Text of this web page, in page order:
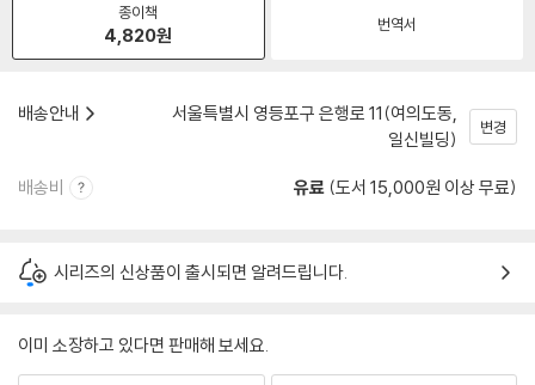
종이책
4,820원 번역서
배송안내
서울특별시 영등포구 은행로 11(여의도동,
일신빌딩)
변경
배송비 유료 (도서 15,000원 이상 무료)
시리즈의 신상품이 출시되면 알려드립니다.
이미 소장하고 있다면 판매해 보세요.